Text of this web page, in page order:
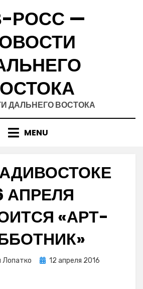
РОСС —
ДАЛЬНЕГО ВОСТОКА
MENU
АПРЕЛЯ
«АРТ-
Лопатко
Posted
12 апреля 2016